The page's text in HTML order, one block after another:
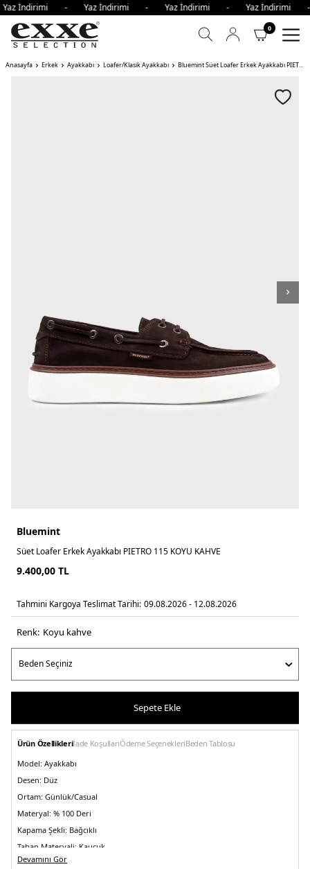
İndirimi - Yaz İndirimi - Yaz İndirimi - Yaz
0
Anasayfa Erkek Ayakkabı Loafer/Klasik Ayakkabı Bluemint Süet Loafer Erkek Ayakkabı PIETRO KOYU
Bluemint
Süet Loafer Erkek Ayakkabı PIETRO 115 KOYU KAHVE
9.400,00 TL
Tahmini Kargoya Teslimat Tarihi: 09.08.2026 - 12.08.2026
Renk: koyu kahve
Sepete Ekle
Ürün Özellikleriİade KoşullarıÖdeme SeçenekleriBeden Tablosu
Model: Ayakkabı
Desen: Düz
Ortam: Günlük/Casual
Materyal: % 100 Deri
Kapama Şekli: Bağcıklı
Taban Materyali: Kauçuk
Burun Tipi:Yuvarlak Burun
Devamını Gör